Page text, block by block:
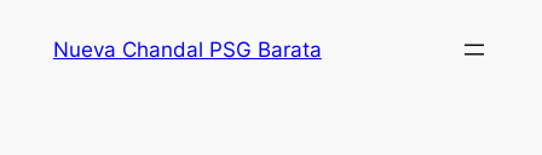
Nueva Chandal PSG Barata